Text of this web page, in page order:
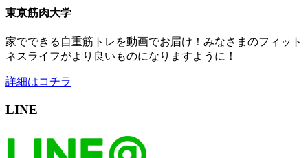
東京筋肉大学
家でできる自重筋トレを動画でお届け！みなさまのフィット
ネスライフがより良いものになりますように！
詳細はコチラ
LINE